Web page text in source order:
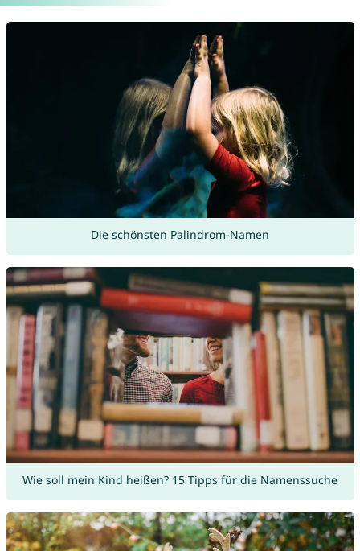
Die schönsten Palindrom-Namen
Wie soll mein Kind heißen? 15 Tipps für die Namenssuche